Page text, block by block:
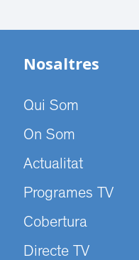
Nosaltres
Qui Som
On Som
Actualitat
Programes TV
Cobertura
Directe TV